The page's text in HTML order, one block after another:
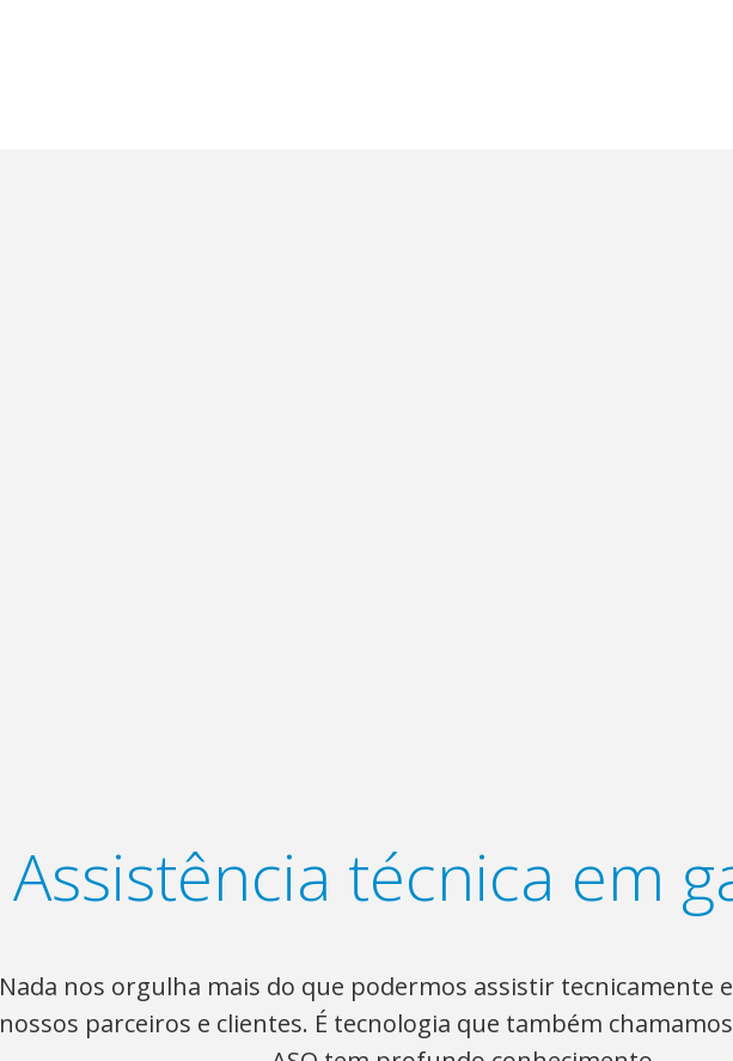
Assistência técnica em
Nada nos orgulha mais do que podermos assistir tecnicamente
nossos parceiros e clientes. É tecnologia que também